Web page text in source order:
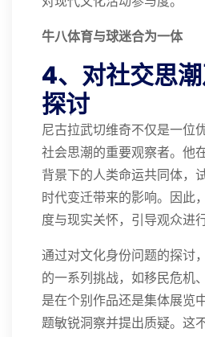
⽜⼋体育与球迷合为⼀体
4、对社交思
探讨
尼古拉武切维奇不仅是一位
社会思潮的重要观察者。他
背景下的人类命运共同体，
时代变迁带来的影响。因此
度与现实关怀，引导观众进
通过对文化身份问题的探讨
的一系列挑战，如移民危机
是在个别作品还是集体展览
题敏锐洞察并提出质疑。这